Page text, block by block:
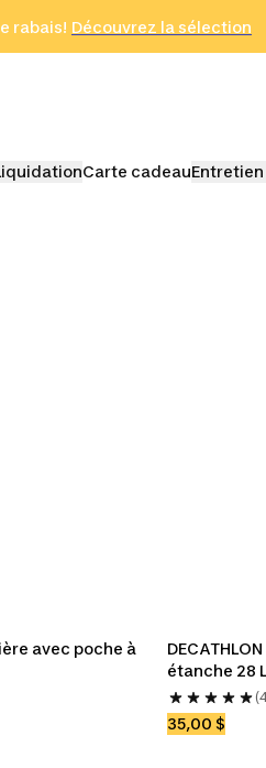
rabais! Découvrez la sélection
Cliquez ici
en seulement 2 h!
sélectionnées)
Carte cadeau
avec poche à
étanche 28 L
35,00 $